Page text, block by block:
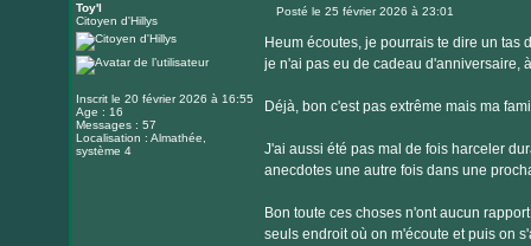
Toy'l
Citoyen d'Hillys
Inscrit le 20 février 2026 à 16:55
Age : 16
Messages : 57
Localisation : Almathée,
système 4
Posté le 25 février 2026 à 23:01
Heum écoutes, je pourrais te dire un tas
je n'ai pas eu de cadeau d'anniversaire,
Déjà, bon c'est pas extrême mais ma
J'ai aussi été pas mal de fois harceler
anecdotes une autre fois dans une
Bon toute ces choses n'ont aucun
seuls endroit où on m'écoute et puis on